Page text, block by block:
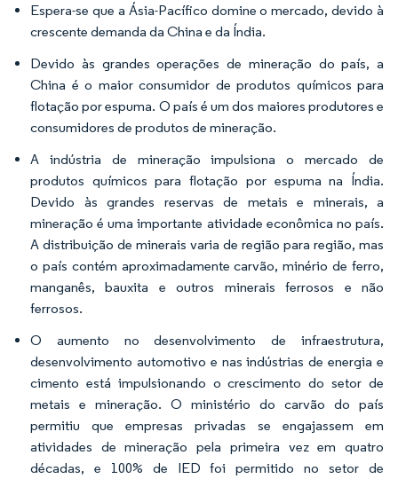
Espera-se que a Ásia-Pacífico domine o mercado, devido à
crescente demanda da China e da Índia.
Devido às grandes operações de mineração do país, a
China é o maior consumidor de produtos químicos para
flotação por espuma. O país é um dos maiores produtores e
consumidores de produtos de mineração.
A indústria de mineração impulsiona o mercado de
produtos químicos para flotação por espuma na Índia.
Devido às grandes reservas de metais e minerais, a
mineração é uma importante atividade econômica no país.
A distribuição de minerais varia de região para região, mas
o país contém aproximadamente carvão, minério de ferro,
manganês, bauxita e outros minerais ferrosos e não
ferrosos.
O aumento no desenvolvimento de infraestrutura,
desenvolvimento automotivo e nas indústrias de energia e
cimento está impulsionando o crescimento do setor de
metais e mineração. O ministério do carvão do país
permitiu que empresas privadas se engajassem em
atividades de mineração pela primeira vez em quatro
décadas, e 100% de IED foi permitido no setor de